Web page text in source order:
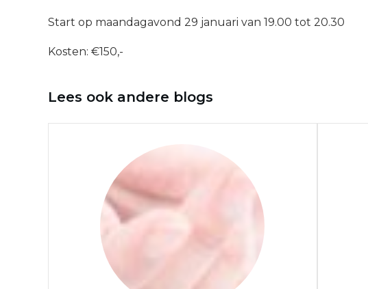
Start op maandagavond 29 januari van 19.00 tot 20.30
Kosten: €150,-
Lees ook andere blogs